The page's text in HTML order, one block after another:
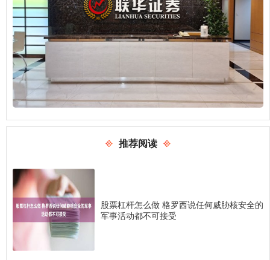
推荐阅读
股票杠杆怎么做 格罗西说任何威胁核安全的
军事活动都不可接受